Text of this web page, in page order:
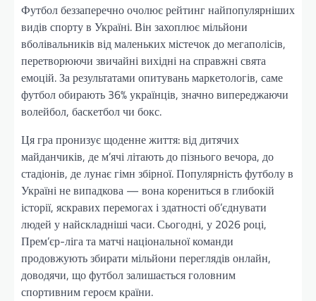
Футбол беззаперечно очолює рейтинг найпопулярніших
видів спорту в Україні. Він захоплює мільйони
вболівальників від маленьких містечок до мегаполісів,
перетворюючи звичайні вихідні на справжні свята
емоцій. За результатами опитувань маркетологів, саме
футбол обирають 36% українців, значно випереджаючи
волейбол, баскетбол чи бокс.
Ця гра пронизує щоденне життя: від дитячих
майданчиків, де м’ячі літають до пізнього вечора, до
стадіонів, де лунає гімн збірної. Популярність футболу в
Україні не випадкова — вона корениться в глибокій
історії, яскравих перемогах і здатності об’єднувати
людей у найскладніші часи. Сьогодні, у 2026 році,
Прем’єр-ліга та матчі національної команди
продовжують збирати мільйони переглядів онлайн,
доводячи, що футбол залишається головним
спортивним героєм країни.